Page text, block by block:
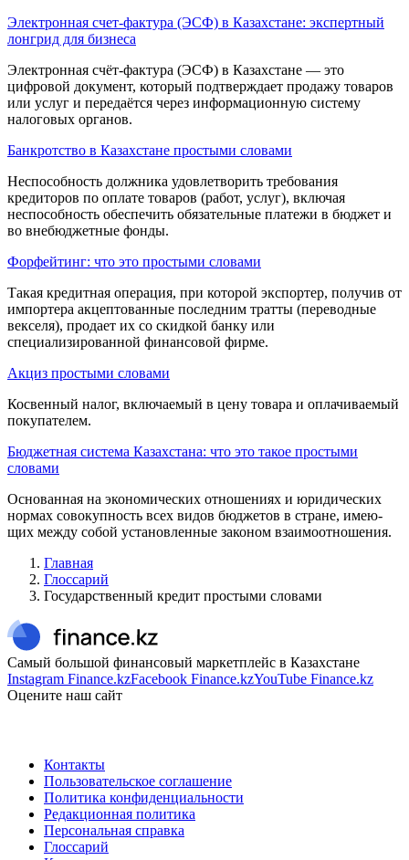
Электронная счет-фактура (ЭСФ) в Казахстане: экспертный
лонгрид для бизнеса
Электронная счёт-фактура (ЭСФ) в Казахстане — это
цифровой документ, который подтверждает продажу товаров
или услуг и передаётся через информационную систему
налоговых органов.
Банкротство в Казахстане простыми словами
Неспособность должника удовлетворить требования
кредиторов по оплате товаров (работ, услуг), включая
неспособность обеспечить обязательные платежи в бюджет и
во внебюджетные фонды.
Форфейтинг: что это простыми словами
Такая кредитная операция, при которой экспортер, получив от
импортера акцептованные последним тратты (переводные
векселя), продает их со скидкой банку или
специализированной финансовой фирме.
Акциз простыми словами
Косвенный налог, включаемый в цену товара и оплачиваемый
покупателем.
Бюджетная система Казахстана: что это такое простыми
словами
Основанная на эко­номических отношениях и юридических
нормах со­вокупность всех видов бюджетов в стране, имею­
щих между собой установленные законом взаимоотношения.
Главная
Глоссарий
Государственный кредит простыми словами
Самый большой финансовый маркетплейс в Казахстане
Instagram Finance.kzFacebook Finance.kzYouTube Finance.kz
Оцените наш сайт
Контакты
Пользовательское соглашение
Политика конфиденциальности
Редакционная политика
Персональная справка
Глоссарий